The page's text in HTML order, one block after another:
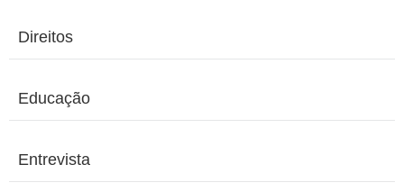
Direitos
Educação
Entrevista